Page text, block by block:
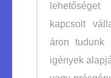
kapcsolt
áron tudunk
igények